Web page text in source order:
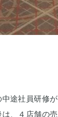
途社員研修が
、４店舗の